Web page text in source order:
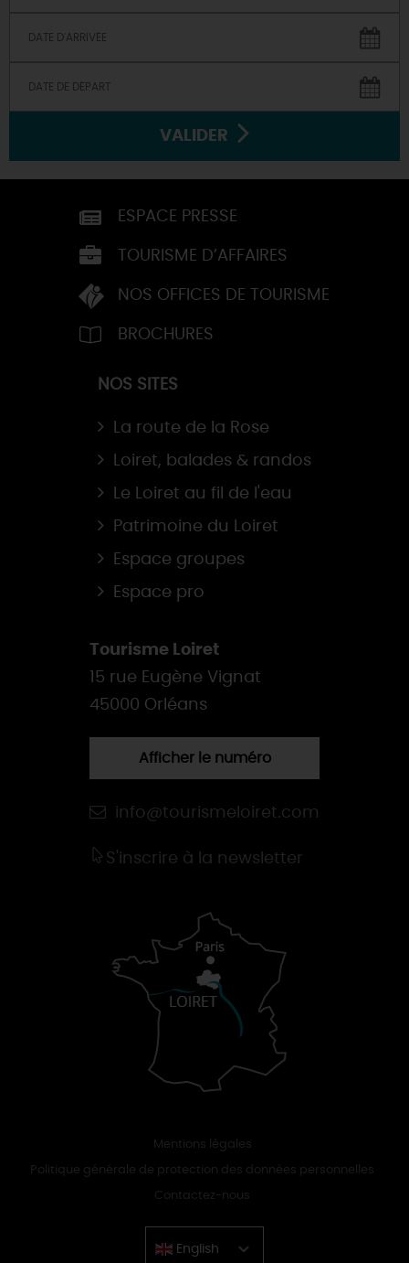
VALIDER
ESPACE PRESSE
TOURISME D’AFFAIRES
NOS OFFICES DE TOURISME
BROCHURES
NOS SITES
La route de la Rose
Loiret, balades & randos
Le Loiret au fil de l'eau
Patrimoine du Loiret
Espace groupes
Espace pro
Tourisme Loiret
15 rue Eugène Vignat
45000 Orléans
Afficher le numéro
info@tourismeloiret.com
S'inscrire à la newsletter
Mentions légales
Politique générale de protection des données personnelles
Contactez-nous
English